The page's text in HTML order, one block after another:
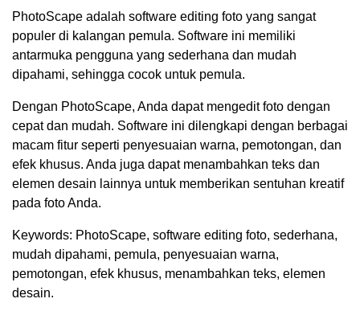
PhotoScape adalah software editing foto yang sangat
populer di kalangan pemula. Software ini memiliki
antarmuka pengguna yang sederhana dan mudah
dipahami, sehingga cocok untuk pemula.
Dengan PhotoScape, Anda dapat mengedit foto dengan
cepat dan mudah. Software ini dilengkapi dengan berbagai
macam fitur seperti penyesuaian warna, pemotongan, dan
efek khusus. Anda juga dapat menambahkan teks dan
elemen desain lainnya untuk memberikan sentuhan kreatif
pada foto Anda.
Keywords: PhotoScape, software editing foto, sederhana,
mudah dipahami, pemula, penyesuaian warna,
pemotongan, efek khusus, menambahkan teks, elemen
desain.